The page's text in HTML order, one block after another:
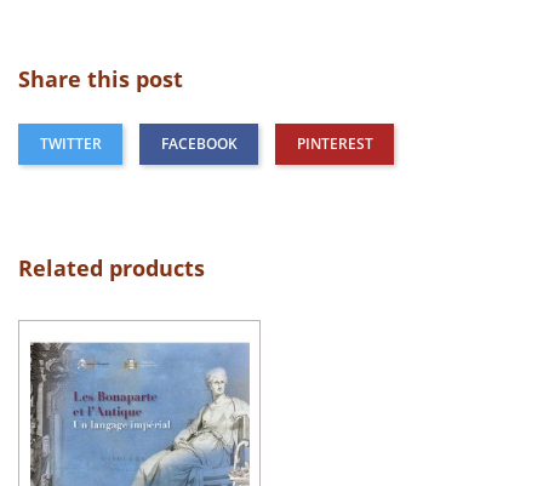
Share this post
TWITTER FACEBOOK PINTEREST
Related products